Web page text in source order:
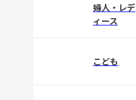
婦人・レデ
ィース
こども